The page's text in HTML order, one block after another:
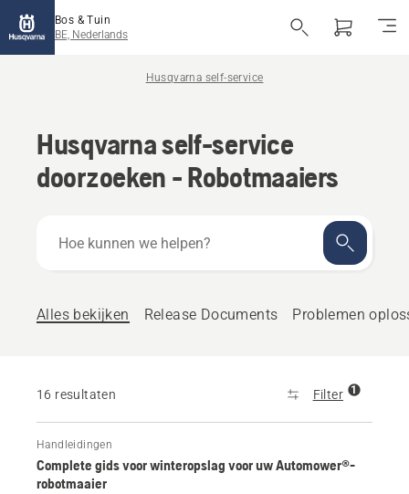
Bos & Tuin
BE, Nederlands
Husqvarna self-service
Husqvarna self-service
doorzoeken - Robotmaaiers
kunnen
Alles bekijken
Release Documents Problemen
16 resultaten Filter 1
Handleidingen
Complete gids voor winteropslag voor uw Automower®-
robotmaaier